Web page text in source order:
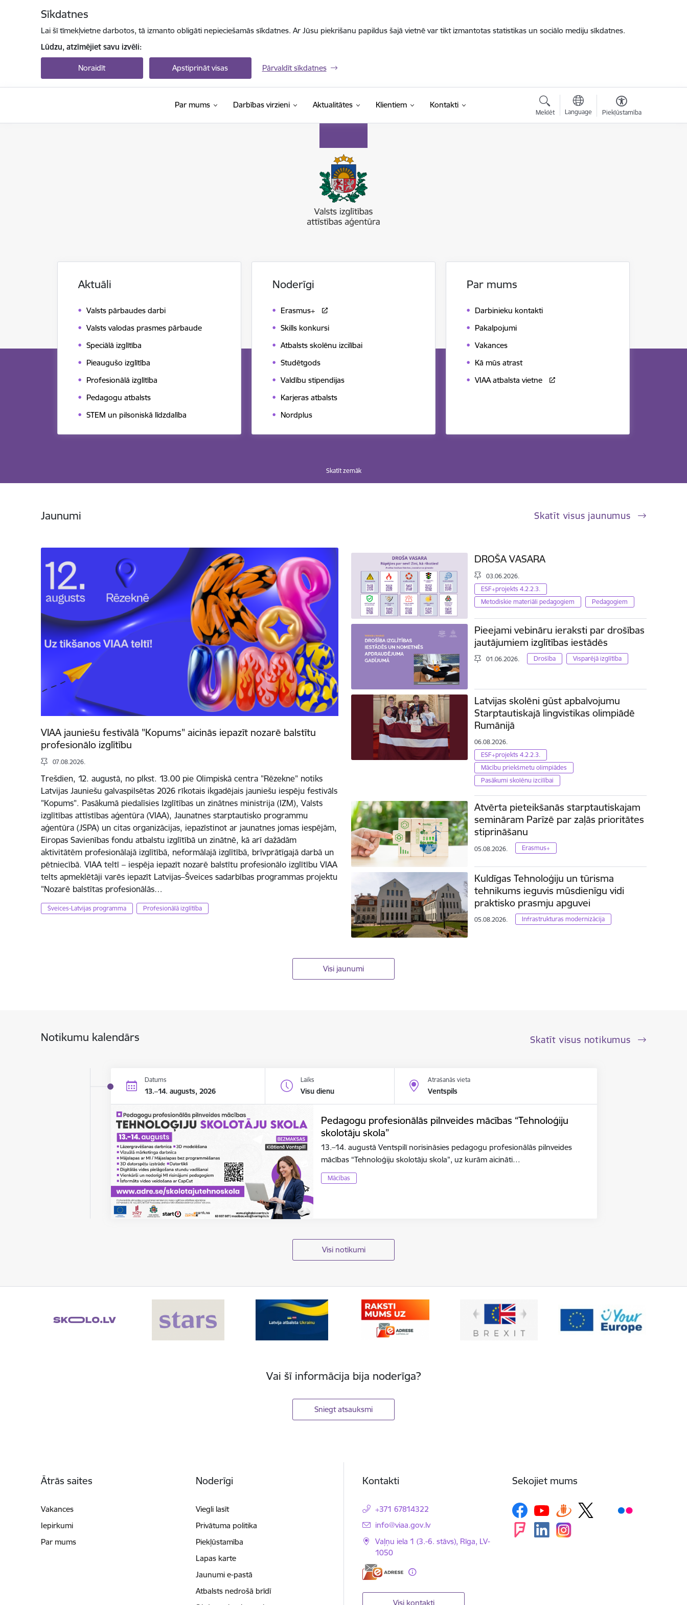
Sīkdatnes
Lai šī tīmekļvietne darbotos, tā izmanto obligāti nepieciešamās sīkdatnes. Ar Jūsu piekrišanu papildus šajā vietnē var tikt izmantotas statistikas un sociālo mediju sīkdatnes.
Lūdzu, atzīmējiet savu izvēli:
Noraidīt Apstiprināt visas Pārvaldīt sīkdatnes
Par mums Darbības virzieni Aktualitātes Klientiem Kontakti
Meklēt Language Piekļūstamība
Aktuāli
Valsts pārbaudes darbi
Valsts valodas prasmes pārbaude
Speciālā izglītība
Pieaugušo izglītība
Profesionālā izglītība
Pedagogu atbalsts
STEM un pilsoniskā līdzdalība
Noderīgi
Erasmus+
Skills konkursi
Atbalsts skolēnu izcilībai
Studētgods
Valdību stipendijas
Karjeras atbalsts
Nordplus
Par mums
Darbinieku kontakti
Pakalpojumi
Vakances
Kā mūs atrast
VIAA atbalsta vietne
Skatīt zemāk
Jaunumi Skatīt visus jaunumus
VIAA jauniešu festivālā "Kopums" aicinās iepazīt nozarē balstītu
profesionālo izglītību
07.08.2026.
Trešdien, 12. augustā, no plkst. 13.00 pie Olimpiskā centra "Rēzekne" notiks
Latvijas Jauniešu galvaspilsētas 2026 rīkotais ikgadējais jauniešu iespēju festivāls
"Kopums". Pasākumā piedalīsies Izglītības un zinātnes ministrija (IZM), Valsts
izglītības attīstības aģentūra (VIAA), Jaunatnes starptautisko programmu
aģentūra (JSPA) un citas organizācijas, iepazīstinot ar jaunatnes jomas iespējām,
Eiropas Savienības fondu atbalstu izglītībā un zinātnē, kā arī dažādām
aktivitātēm profesionālajā izglītībā, neformālajā izglītībā, brīvprātīgajā darbā un
pētniecībā. VIAA teltī – iespēja iepazīt nozarē balstītu profesionālo izglītību VIAA
telts apmeklētāji varēs iepazīt Latvijas–Šveices sadarbības programmas projektu
"Nozarē balstītas profesionālās…
Šveices-Latvijas programma Profesionālā izglītība
DROŠA VASARA
03.06.2026.
ESF+projekts 4.2.2.3.
Metodiskie materiāli pedagogiem
Pedagogiem
Pieejami vebināru ieraksti par drošības
jautājumiem izglītības iestādēs
01.06.2026. Drošība Visparējā izglītība
Latvijas skolēni gūst apbalvojumu
Starptautiskajā lingvistikas olimpiādē
Rumānijā
06.08.2026.
ESF+projekts 4.2.2.3.
Mācību priekšmetu olimpiādes
Pasākumi skolēnu izcilībai
Atvērta pieteikšanās starptautiskajam
semināram Parīzē par zaļās prioritātes
stiprināšanu
05.08.2026. Erasmus+
Kuldīgas Tehnoloģiju un tūrisma
tehnikums ieguvis mūsdienīgu vidi
praktisko prasmju apguvei
05.08.2026. Infrastrukturas modernizācija
Visi jaunumi
Notikumu kalendārs Skatīt visus notikumus
Datums
13.–14. augusts, 2026
Laiks
Visu dienu
Atrašanās vieta
Ventspils
Pedagogu profesionālās pilnveides mācības “Tehnoloģiju
skolotāju skola”
13.–14. augustā Ventspilī norisināsies pedagogu profesionālās pilnveides
mācības “Tehnoloģiju skolotāju skola”, uz kurām aicināti…
Mācības
Visi notikumi
Vai šī informācija bija noderīga?
Sniegt atsauksmi
Ātrās saites
Vakances
Iepirkumi
Par mums
Noderīgi
Viegli lasīt
Privātuma politika
Piekļūstamība
Lapas karte
Jaunumi e-pastā
Atbalsts nedrošā brīdī
Kontakti
+371 67814322
E-pasts:
info@viaa.gov.lv
Vaļņu iela 1 (3.-6. stāvs), Rīga, LV-
1050
Visi kontakti
Sekojiet mums